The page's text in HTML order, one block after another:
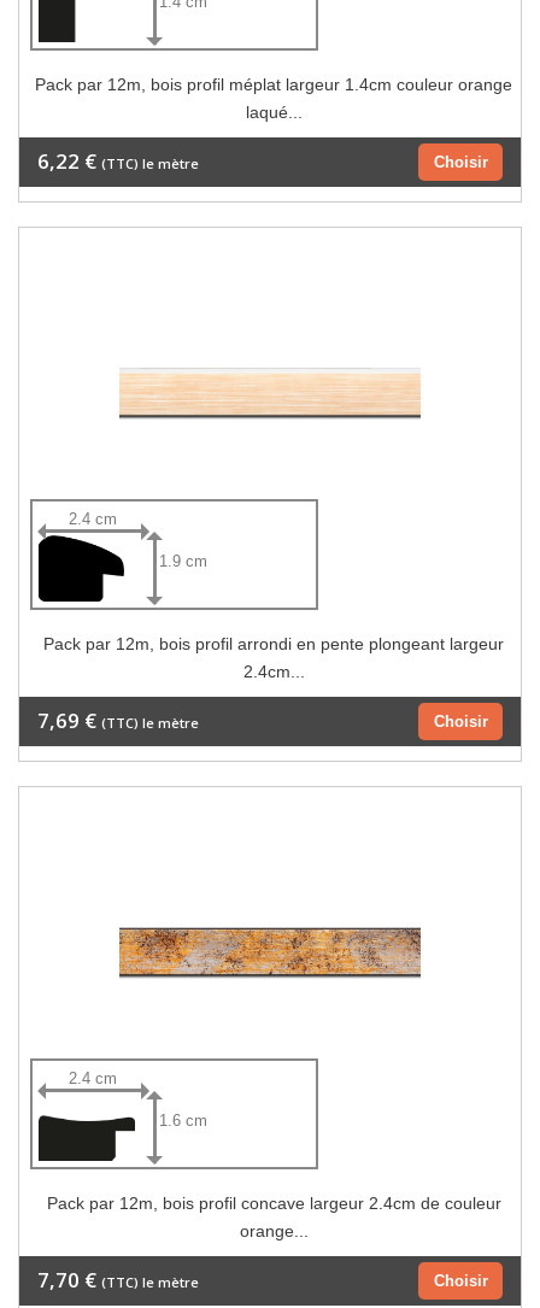
Pack par 12m, bois profil méplat largeur 1.4cm couleur orange
laqué...
Choisir
6,22 € (TTC) le mètre
2.4 cm
1.9 cm
Pack par 12m, bois profil arrondi en pente plongeant largeur
2.4cm...
Choisir
7,69 € (TTC) le mètre
2.4 cm
1.6 cm
Pack par 12m, bois profil concave largeur 2.4cm de couleur
orange...
Choisir
7,70 € (TTC) le mètre